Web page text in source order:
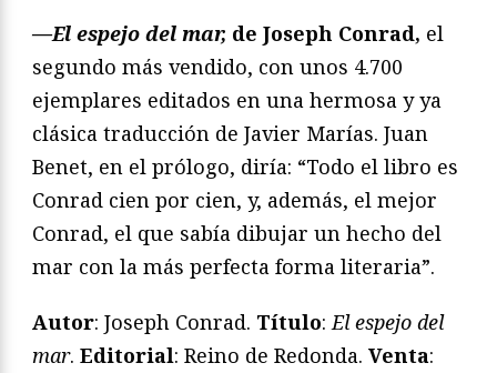
—El espejo del mar, de Joseph Conrad, el
segundo más vendido, con unos 4.700
ejemplares editados en una hermosa y ya
clásica traducción de Javier Marías. Juan
Benet, en el prólogo, diría: “Todo el libro es
Conrad cien por cien, y, además, el mejor
Conrad, el que sabía dibujar un hecho del
mar con la más perfecta forma literaria”.
Autor: Joseph Conrad. Título: El espejo del
mar. Editorial: Reino de Redonda. Venta: